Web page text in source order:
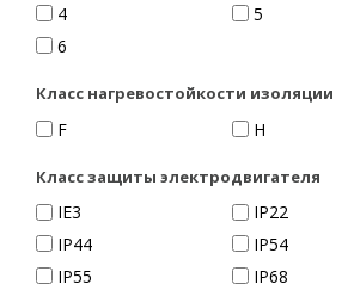
4
5
6
Класс нагревостойкости изоляции
F H
Класс защиты электродвигателя
IE3
IP22
IP44
IP54
IP55
IP68